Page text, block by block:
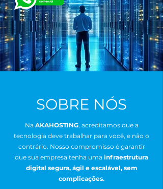
SOBRE NÓS
Na AKAHOSTING, acreditamos que a
tecnologia deve trabalhar para você, e não o
contrário. Nosso compromisso é garantir
que sua empresa tenha uma infraestrutura
digital segura, ágil e escalável, sem
complicações.